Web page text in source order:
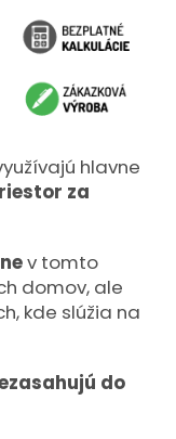
hlavne
za
v tomto
domov, ale
kde slúžia na
do